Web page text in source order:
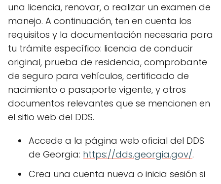
una licencia, renovar, o realizar un examen de
manejo. A continuación, ten en cuenta los
requisitos y la documentación necesaria para
tu trámite específico: licencia de conducir
original, prueba de residencia, comprobante
de seguro para vehículos, certificado de
nacimiento o pasaporte vigente, y otros
documentos relevantes que se mencionen en
el sitio web del DDS.
Accede a la página web oficial del DDS
de Georgia: https://dds.georgia.gov/.
Crea una cuenta nueva o inicia sesión si